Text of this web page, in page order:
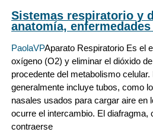
Sistemas respiratorio y
anatomía,
PaolaVPAparato Respiratorio Es el
oxígeno (O2) y eliminar el dióxido
procedente del metabolismo
generalmente incluye tubos, como
nasales usados para cargar aire en
ocurre el intercambio. El diafragma,
contraerse